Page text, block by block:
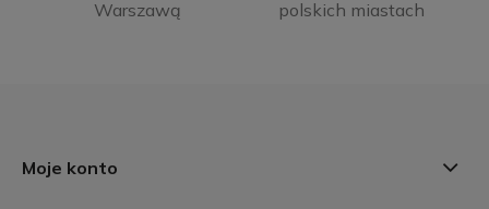
Warszawą
polskich miastach
Moje konto